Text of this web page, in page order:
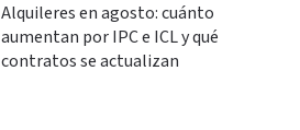
Alquileres en agosto: cuánto
aumentan por IPC e ICL y qué
contratos se actualizan